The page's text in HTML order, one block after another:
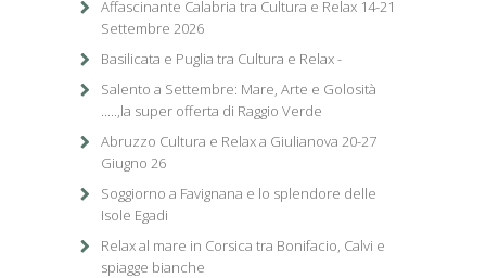
Affascinante Calabria tra Cultura e Relax 14-21
Settembre 2026
Basilicata e Puglia tra Cultura e Relax -
Salento a Settembre: Mare, Arte e Golosità
.....,la super offerta di Raggio Verde
Abruzzo Cultura e Relax a Giulianova 20-27
Giugno 26
Soggiorno a Favignana e lo splendore delle
Isole Egadi
Relax al mare in Corsica tra Bonifacio, Calvi e
spiagge bianche